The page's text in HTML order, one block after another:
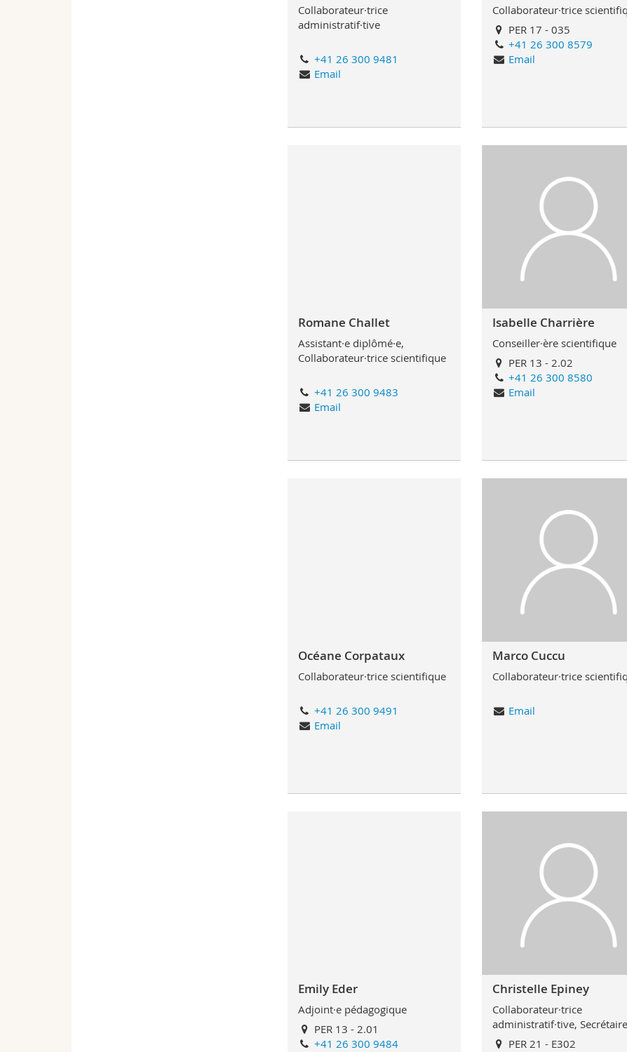
Collaborateur·trice
administratif·tive
+41 26 300 9481
Email
Collaborateur·trice
PER 17 - 035
+41 26 300 8579
Email
Romane Challet
Assistant·e diplômé·e,
Collaborateur·trice scientifique
+41 26 300 9483
Email
Isabelle Charrière
Conseiller·ère scientifique
PER 13 - 2.02
+41 26 300 8580
Email
Océane Corpataux
Collaborateur·trice scientifique
+41 26 300 9491
Email
Marco Cuccu
Collaborateur·trice
Email
Emily Eder
Adjoint·e pédagogique
PER 13 - 2.01
+41 26 300 9484
Christelle Epiney
Collaborateur·trice
administratif·tive, Secrétaire
PER 21 - E302